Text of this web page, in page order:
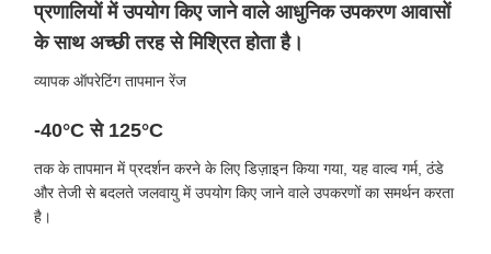
प्रणालियों में उपयोग किए जाने वाले आधुनिक उपकरण आवासों
के साथ अच्छी तरह से मिश्रित होता है।
व्यापक ऑपरेटिंग तापमान रेंज
-40°C से 125°C
तक के तापमान में प्रदर्शन करने के लिए डिज़ाइन किया गया, यह वाल्व गर्म, ठंडे
और तेजी से बदलते जलवायु में उपयोग किए जाने वाले उपकरणों का समर्थन करता
है।